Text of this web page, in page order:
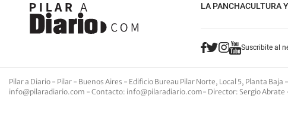
LA PANCHACULTURA
Suscribite al
Pilar a Diario - Pilar - Buenos Aires - Edificio Bureau Pilar Norte, Local 5, Planta
info@pilaradiario.com - Contacto: info@pilaradiario.com- Director: Sergio Abrate